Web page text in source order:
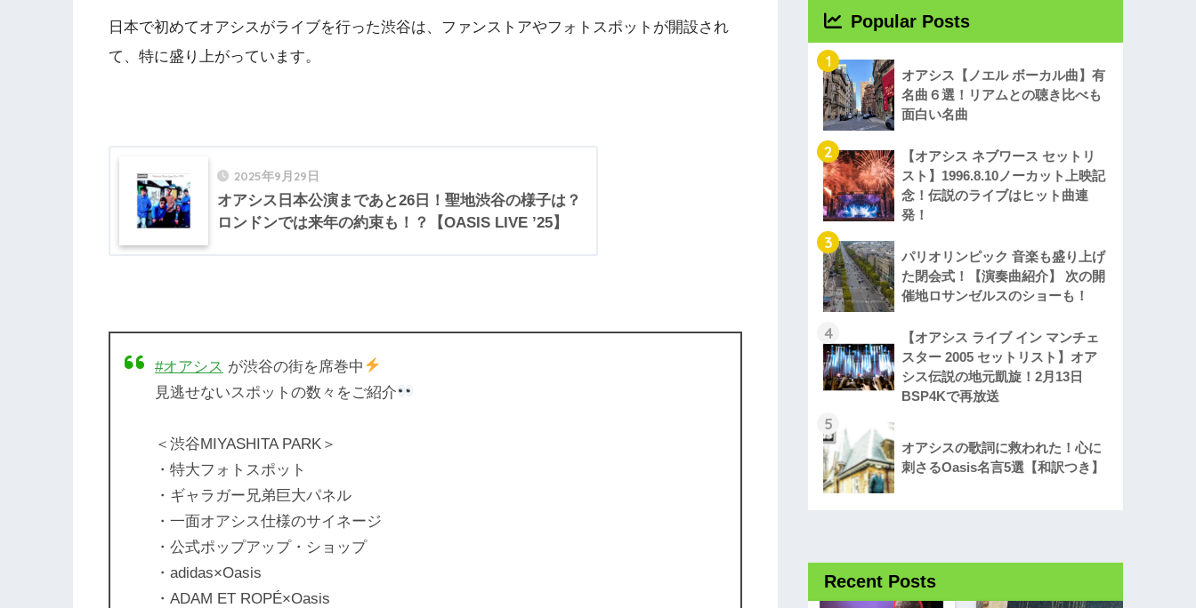
日本で初めてオアシスがライブを行った渋谷は、ファンストアやフォトスポットが開設され
て、特に盛り上がっています。
2025年9月29日
オアシス日本公演まであと26日！聖地渋谷の様子は？
ロンドンでは来年の約束も！？【OASIS LIVE ’25】
#オアシス が渋谷の街を席巻中
見逃せないスポットの数々をご紹介
＜渋谷MIYASHITA PARK＞
・特大フォトスポット
・ギャラガー兄弟巨大パネル
・一面オアシス仕様のサイネージ
・公式ポップアップ・ショップ
・adidas×Oasis
・ADAM ET ROPÉ×Oasis
Popular Posts
1
オアシス【ノエル ボーカル曲】有
名曲６選！リアムとの聴き比べも
面白い名曲
2
【オアシス ネブワース セットリ
スト】1996.8.10ノーカット上映記
念！伝説のライブはヒット曲連
発！
3
パリオリンピック 音楽も盛り上げ
た閉会式！【演奏曲紹介】 次の開
催地ロサンゼルスのショーも！
4
【オアシス ライブ イン マンチェ
スター 2005 セットリスト】オア
シス伝説の地元凱旋！2月13日
BSP4Kで再放送
5
オアシスの歌詞に救われた！心に
刺さるOasis名言5選【和訳つき】
Recent Posts